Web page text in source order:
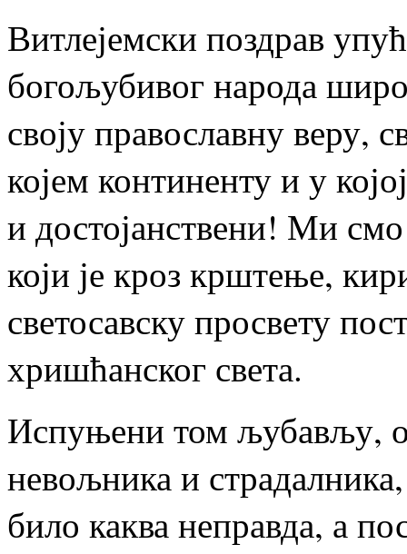
Витлејемски поздрав
богољубивог народа
своју православну веру,
којем континенту и у
и достојанствени! Ми
који је кроз крштење,
светосавску просвету
хришћанског света.
Испуњени том љубављу,
невољника и
било каква неправда, а